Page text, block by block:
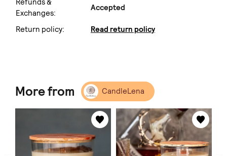
Refunds &
Exchanges:
Accepted
Return policy: Read return policy
More from CandleLena